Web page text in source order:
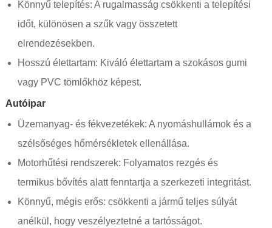
Könnyű telepítés: A rugalmasság csökkenti a telepítési
időt, különösen a szűk vagy összetett
elrendezésekben.
Hosszú élettartam: Kiváló élettartam a szokásos gumi
vagy PVC tömlőkhöz képest.
Autóipar
Üzemanyag- és fékvezetékek: A nyomáshullámok és a
szélsőséges hőmérsékletek ellenállása.
Motorhűtési rendszerek: Folyamatos rezgés és
termikus bővítés alatt fenntartja a szerkezeti integritást.
Könnyű, mégis erős: csökkenti a jármű teljes súlyát
anélkül, hogy veszélyeztetné a tartósságot.